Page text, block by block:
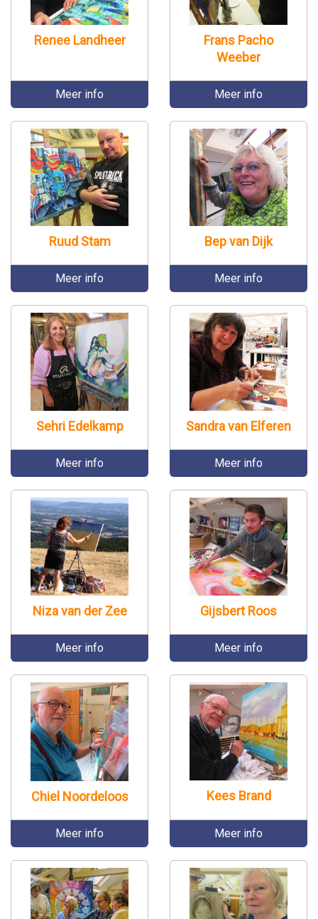
Renee Landheer
Meer info
Frans Pacho
Weeber
Meer info
Ruud Stam
Meer info
Bep van Dijk
Meer info
Sehri Edelkamp
Meer info
Sandra van Elferen
Meer info
Niza van der Zee
Meer info
Gijsbert Roos
Meer info
Chiel Noordeloos
Meer info
Kees Brand
Meer info